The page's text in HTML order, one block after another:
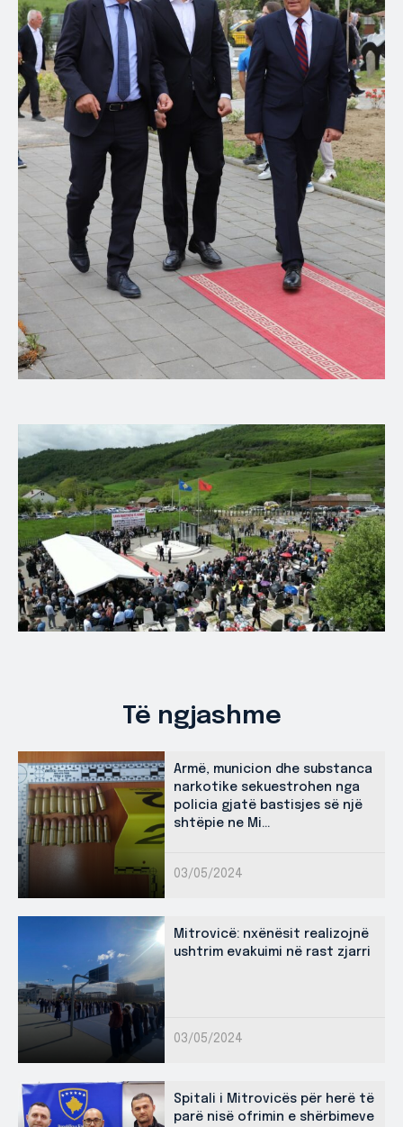
Të ngjashme
Armë, municion dhe substanca
narkotike sekuestrohen nga
policia gjatë bastisjes së një
shtëpie ne Mi...
03/05/2024
Mitrovicë: nxënësit realizojnë
ushtrim evakuimi në rast zjarri
03/05/2024
Spitali i Mitrovicës për herë të
parë nisë ofrimin e shërbimeve